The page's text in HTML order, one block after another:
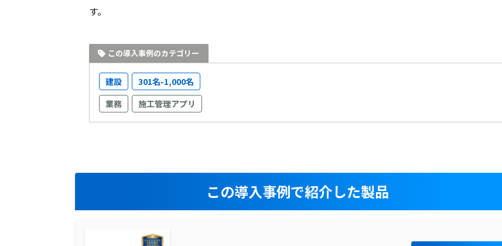
す。
この導入事例のカテゴリー
建設
301名-1,000名
業務
施工管理アプリ
この導入事例で紹介した製品